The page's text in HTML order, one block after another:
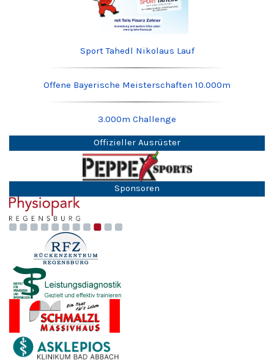
Sport Tahedl Nikolaus Lauf
Offene Bayerische Meisterschaften 10.000m
3.000m Challenge
Offizieller Ausrüster
Sponsoren